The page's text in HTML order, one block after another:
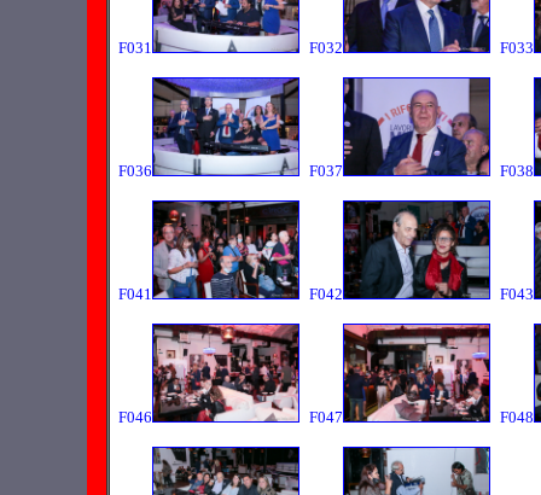
F031 F032 F033
F036 F037 F038
F041 F042 F043
F046 F047 F048